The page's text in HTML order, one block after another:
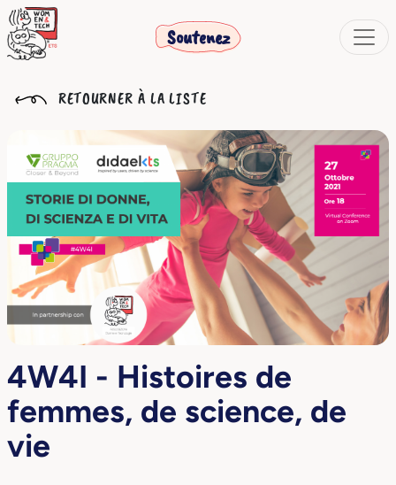
Soutenez
RETOURNER À LA LISTE
4W4I - Histoires de
femmes, de science, de
vie